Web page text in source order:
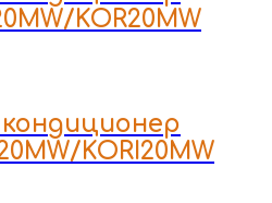
KOR20MW
KORI20MW